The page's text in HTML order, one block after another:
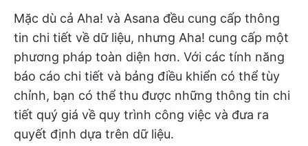
Mặc dù cả Aha! và Asana đều cung cấp thông
tin chi tiết về dữ liệu, nhưng Aha! cung cấp một
phương pháp toàn diện hơn. Với các tính năng
báo cáo chi tiết và bảng điều khiển có thể tùy
chỉnh, bạn có thể thu được những thông tin chi
tiết quý giá về quy trình công việc và đưa ra
quyết định dựa trên dữ liệu.